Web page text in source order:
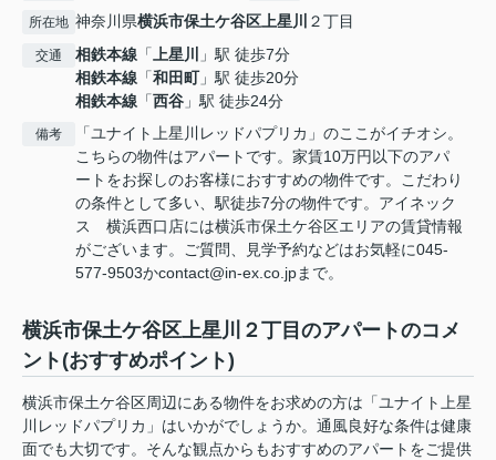
所在地 神奈川県横浜市保土ケ谷区上星川 ２丁目
交通 相鉄本線 「上星川
」駅 徒歩7分
相鉄本線 「和田町」駅 徒歩20分
相鉄本線 「西谷 」駅 徒歩24分
備考
「ユナイト上星川レッドパプリカ」のここがイチオシ。
こちらの物件はアパートです。家賃10万円以下のアパ
ートをお探しのお客様におすすめの物件です。こだわり
の条件として多い、駅徒歩7分の物件です。アイネック
ス 横浜西口店には横浜市保土ケ谷区エリアの賃貸情報
がございます。ご質問、見学予約などはお気軽に045-
577-9503かcontact@in-ex.co.jpまで。
横浜市保土ケ谷区上星川２丁目のアパートのコメ
ント(おすすめポイント)
横浜市保土ケ谷区周辺にある物件をお求めの方は「ユナイト上星
川レッドパプリカ」はいかがでしょうか。通風良好な条件は健康
面でも大切です。そんな観点からもおすすめのアパートをご提供